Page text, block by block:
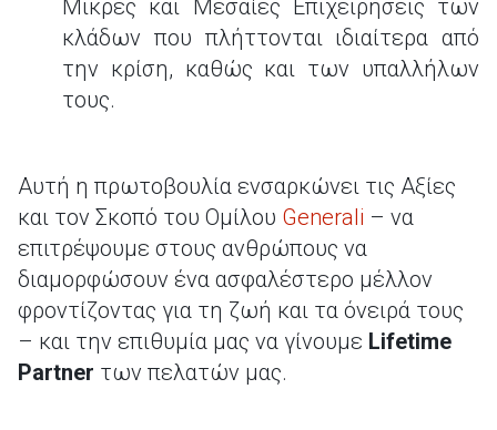
Μικρές και Μεσαίες Επιχειρήσεις των
κλάδων που πλήττονται ιδιαίτερα από
την κρίση, καθώς και των υπαλλήλων
τους.
Αυτή η πρωτοβουλία ενσαρκώνει τις Αξίες
και τον Σκοπό του Ομίλου Generali – να
επιτρέψουμε στους ανθρώπους να
διαμορφώσουν ένα ασφαλέστερο μέλλον
φροντίζοντας για τη ζωή και τα όνειρά τους
– και την επιθυμία μας να γίνουμε Lifetime
Partner των πελατών μας.